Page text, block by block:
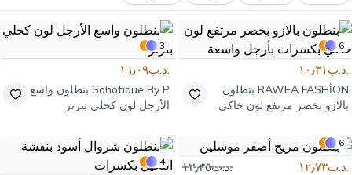
6
.د.ب١٠٫٣١
RAWEA FASHİON بنطلون
بالازو بخصر مرتفع لون خاكي
3
.د.ب١٦٫٠٩
Sohotique By P بنطلون واسع
الأرجل لون كحلي بترتر
6
.د.ب١٢٫٧٣ .د.ب١٣٫٣٥ 4